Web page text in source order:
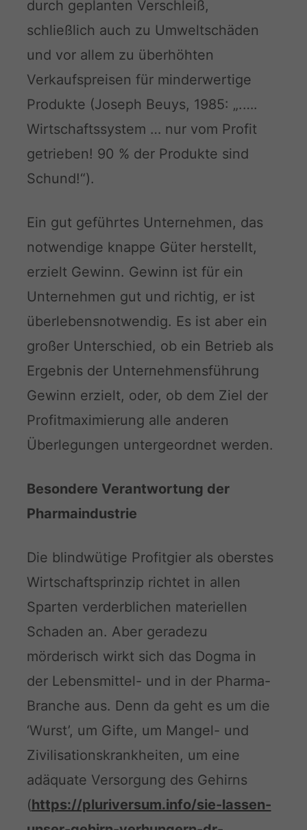
durch geplanten Verschleiß,
schließlich auch zu Umweltschäden
und vor allem zu überhöhten
Verkaufspreisen für minderwertige
Produkte (Joseph Beuys, 1985: „.….
Wirtschaftssystem … nur vom Profit
getrieben! 90 % der Produkte sind
Schund!“).
Ein gut geführtes Unternehmen, das
notwendige knappe Güter herstellt,
erzielt Gewinn. Gewinn ist für ein
Unternehmen gut und richtig, er ist
überlebensnotwendig. Es ist aber ein
großer Unterschied, ob ein Betrieb als
Ergebnis der Unternehmensführung
Gewinn erzielt, oder, ob dem Ziel der
Profitmaximierung alle anderen
Überlegungen untergeordnet werden.
Besondere Verantwortung der
Pharmaindustrie
Die blindwütige Profitgier als oberstes
Wirtschaftsprinzip richtet in allen
Sparten verderblichen materiellen
Schaden an. Aber geradezu
mörderisch wirkt sich das Dogma in
der Lebensmittel- und in der Pharma-
Branche aus. Denn da geht es um die
‘Wurst’, um Gifte, um Mangel- und
Zivilisationskrankheiten, um eine
adäquate Versorgung des Gehirns
(https://pluriversum.info/sie-lassen-